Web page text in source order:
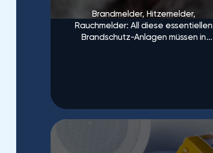
Brandmelder, Hitzemelder,
Rauchmelder: All diese essentiellen
Brandschutz-Anlagen müssen in